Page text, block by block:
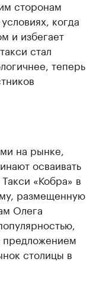
сторонам
когда
и избегает
стал
теперь
на рынке,
осваивать
«Кобра» в
размещенную
Олега
предложением
столицы в